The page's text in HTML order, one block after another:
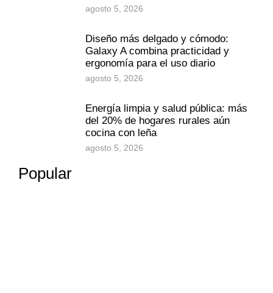
agosto 5, 2026
Diseño más delgado y cómodo:
Galaxy A combina practicidad y
ergonomía para el uso diario
agosto 5, 2026
Energía limpia y salud pública: más
del 20% de hogares rurales aún
cocina con leña
agosto 5, 2026
Popular